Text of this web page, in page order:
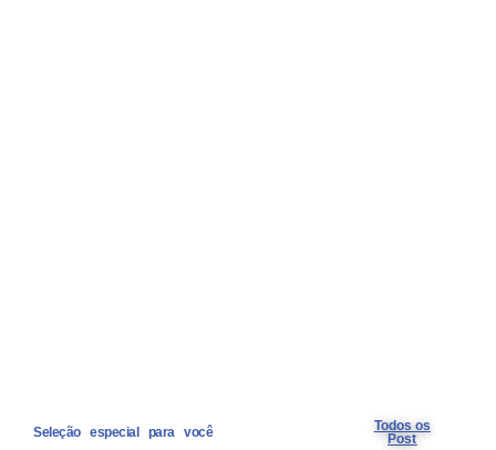
Seleção especial para você
Todos os
Post